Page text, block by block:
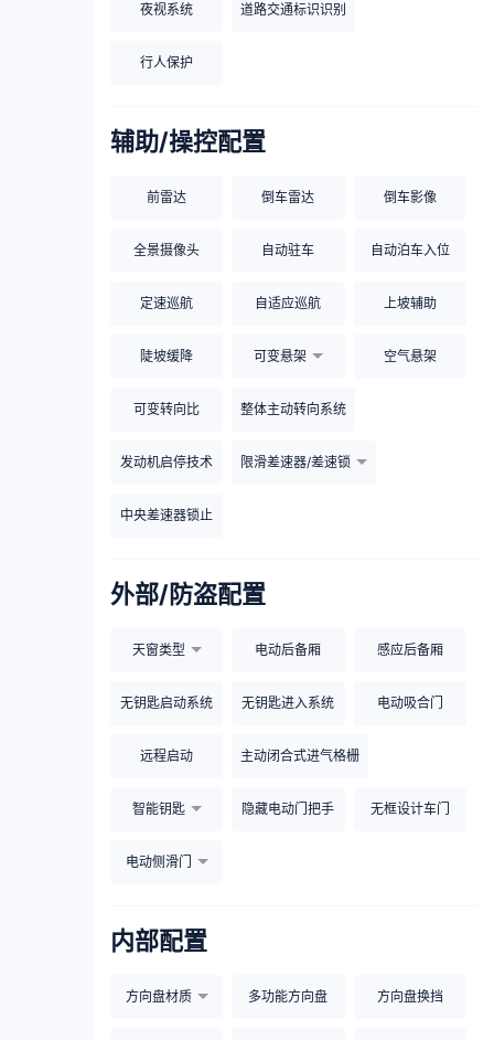
夜视系统 道路交通标识识别
行人保护
辅助/操控配置
前雷达 倒车雷达 倒车影像
全景摄像头 自动驻车 自动泊车入位
定速巡航 自适应巡航 上坡辅助
陡坡缓降 可变悬架 空气悬架
可变转向比 整体主动转向系统
发动机启停技术 限滑差速器/差速锁
中央差速器锁止
外部/防盗配置
天窗类型 电动后备厢 感应后备厢
无钥匙启动系统 无钥匙进入系统 电动吸合门
远程启动 主动闭合式进气格栅
智能钥匙 隐藏电动门把手 无框设计车门
电动侧滑门
内部配置
方向盘材质 多功能方向盘 方向盘换挡